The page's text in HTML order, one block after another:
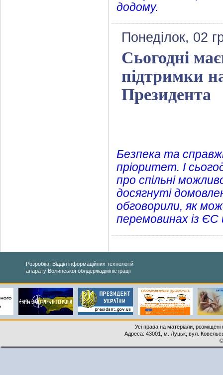
додому.
Понеділок, 02
Сьогодні
підтримки
Президента
Безпека та
пріоритет. І
про спільні
досягнуті
обговорили, як
перемовинах із
Розробка: Відділ інформаційних технологій
апарату Волинської облдержадміністрації
Усі права на матеріали,
Адреса: 43001, м. Луцьк, вул.